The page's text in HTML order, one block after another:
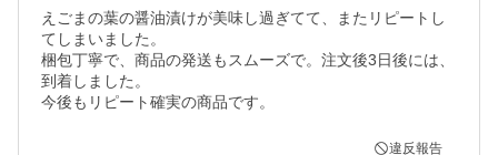
えごまの葉の醤油漬けが美味し過ぎてて、またリピートし
てしまいました。
梱包丁寧で、商品の発送もスムーズで。注文後3日後には、
到着しました。
今後もリピート確実の商品です。
違反報告